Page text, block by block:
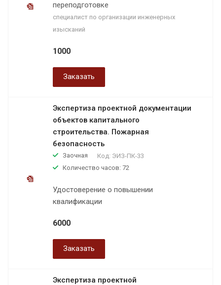
переподготовке
специалист по организации инженерных
изысканий
1000
Заказать
Экспертиза проектной документации
объектов капитального
строительства. Пожарная
безопасность
Заочная Код: ЭИЗ-ПК-33
Количество часов: 72
Удостоверение о повышении
квалификации
6000
Заказать
Экспертиза проектной